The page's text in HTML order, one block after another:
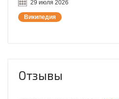
29 июля 2026
Википедия
Отзывы